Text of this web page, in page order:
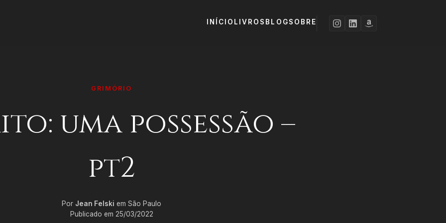
INÍCIO LIVROS BLOGSOBRE
GRIMÓRIO
uma possessão –
pt2
Por Jean Felski em São Paulo
Publicado em 25/03/2022